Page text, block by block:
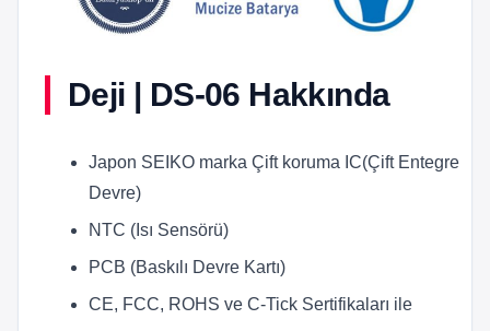
Deji | DS-06 Hakkında
Japon SEIKO marka Çift koruma IC(Çift Entegre
Devre)
NTC (Isı Sensörü)
PCB (Baskılı Devre Kartı)
CE, FCC, ROHS ve C-Tick Sertifikaları ile